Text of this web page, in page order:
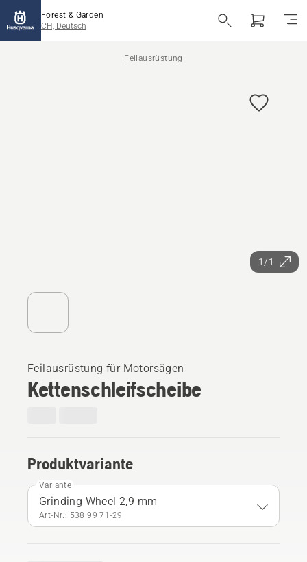
Forest & Garden
CH, Deutsch
Feilausrüstung
1/1
Feilausrüstung für Motorsägen
Kettenschleifscheibe
Produktvariante
Variante
Grinding Wheel 2,9 mm
Art-Nr.: 538 99 71‑29